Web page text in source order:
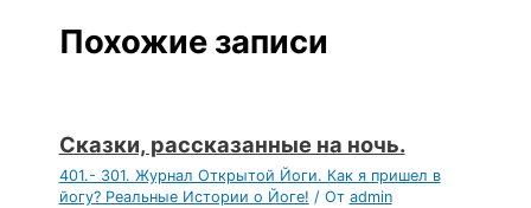
Похожие записи
Сказки, рассказанные на ночь.
401.- 301. Журнал Открытой Йоги. Как я пришел в
йогу? Реальные Истории о Йоге! / От admin